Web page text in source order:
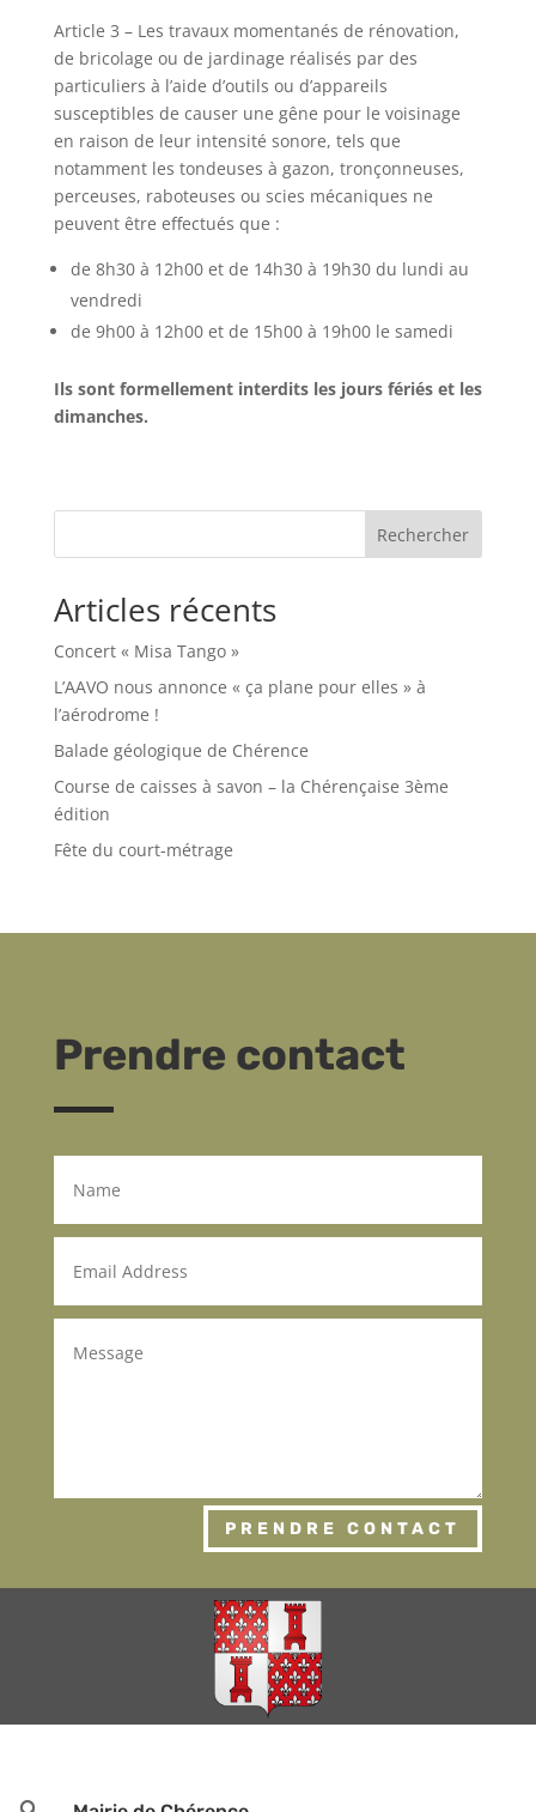
Article 3 – Les travaux momentanés de rénovation,
de bricolage ou de jardinage réalisés par des
particuliers à l’aide d’outils ou d’appareils
susceptibles de causer une gêne pour le voisinage
en raison de leur intensité sonore, tels que
notamment les tondeuses à gazon, tronçonneuses,
perceuses, raboteuses ou scies mécaniques ne
peuvent être effectués que :
de 8h30 à 12h00 et de 14h30 à 19h30 du lundi au
vendredi
de 9h00 à 12h00 et de 15h00 à 19h00 le samedi
Ils sont formellement interdits les jours fériés et les
dimanches.
Rechercher
Articles récents
Concert « Misa Tango »
L’AAVO nous annonce « ça plane pour elles » à
l’aérodrome !
Balade géologique de Chérence
Course de caisses à savon – la Chérençaise 3ème
édition
Fête du court-métrage
Prendre contact
PRENDRE CONTACT